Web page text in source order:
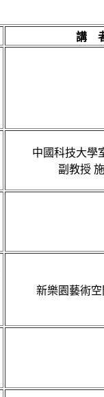
講
中國科技大學
副教授
新樂園藝術